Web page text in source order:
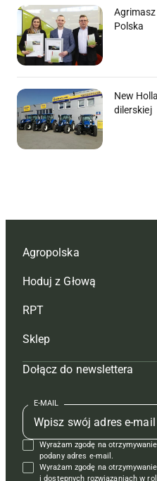
Polska
New
dilerskiej
Agropolska
Redakcja
Reklama
Tagi
Mapa serwisu
Kontakt
Regulamin
Polityka prywatności
Hoduj z Głową
Hoduj z głową bydło
Hoduj z głową świnie
Prenumerata
Redakcja
Kontakt
Reklama
RPT
Redakcja
Prenumerata
Reklama
Kontakt
Krzyżówki
Sklep
Czasopisma i prenumerata
Książki
Regulamin
Dołącz do newslettera
E-MAIL
Wyrażam zgodę na
podany adres e-mail.
Wyrażam zgodę na
i dostępnych rozwiązaniach w